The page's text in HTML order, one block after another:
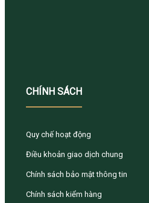
CHÍNH SÁCH
Quy chế hoạt động
Điều khoản giao dịch chung
Chính sách bảo mật thông tin
Chính sách kiểm hàng